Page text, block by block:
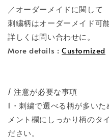
／オーダーメイドに関して
刺繍柄はオーダーメイド可
詳しくは問い合わせに。
More details : Customized
/ 注意が必要な事項
1・刺繍で選べる柄が多い
メント欄にしっかり柄のタ
ださい。